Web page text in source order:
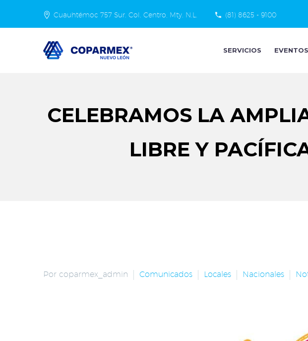
Cuauhtémoc 757 Sur. Col. Centro, Mty. N.L. (81) 8625 - 9100
SERVICIOS
CELEBRAMOS LA
LIBRE Y
Por coparmex_admin Comunicados Locales Nacionales